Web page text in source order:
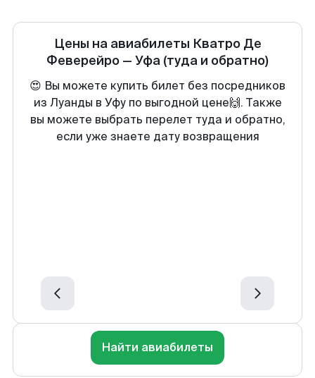
Цены на авиабилеты Кватро Де
Феверейро — Уфа (туда и обратно)
😍 Вы можете купить билет без посредников
из Луанды в Уфу по выгодной цене🙌. Также
вы можете выбрать перелет туда и обратно,
если уже знаете дату возвращения
Найти авиабилеты